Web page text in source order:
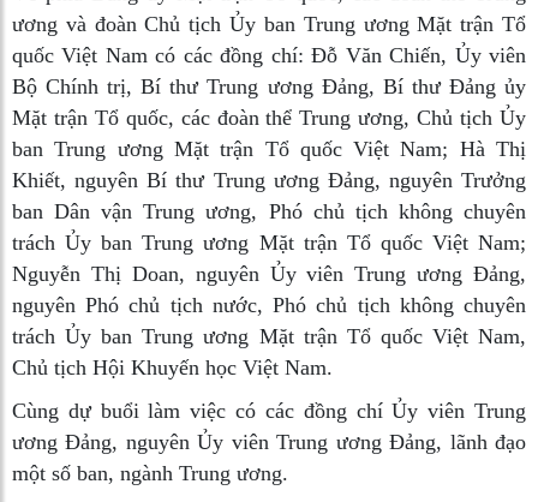
ương và đoàn Chủ tịch Ủy ban Trung ương Mặt trận Tổ
quốc Việt Nam có các đồng chí: Đỗ Văn Chiến, Ủy viên
Bộ Chính trị, Bí thư Trung ương Đảng, Bí thư Đảng ủy
Mặt trận Tổ quốc, các đoàn thể Trung ương, Chủ tịch Ủy
ban Trung ương Mặt trận Tổ quốc Việt Nam; Hà Thị
Khiết, nguyên Bí thư Trung ương Đảng, nguyên Trưởng
ban Dân vận Trung ương, Phó chủ tịch không chuyên
trách Ủy ban Trung ương Mặt trận Tổ quốc Việt Nam;
Nguyễn Thị Doan, nguyên Ủy viên Trung ương Đảng,
nguyên Phó chủ tịch nước, Phó chủ tịch không chuyên
trách Ủy ban Trung ương Mặt trận Tổ quốc Việt Nam,
Chủ tịch Hội Khuyến học Việt Nam.
Cùng dự buổi làm việc có các đồng chí Ủy viên Trung
ương Đảng, nguyên Ủy viên Trung ương Đảng, lãnh đạo
một số ban, ngành Trung ương.